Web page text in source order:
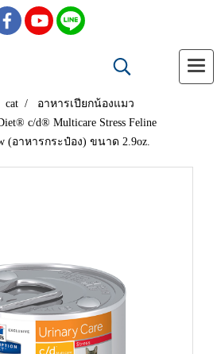
cat
อาหารเปียกน้องแมว
c/d® Multicare Stress Feline
(อาหารกระป๋อง) ขนาด 2.9oz.